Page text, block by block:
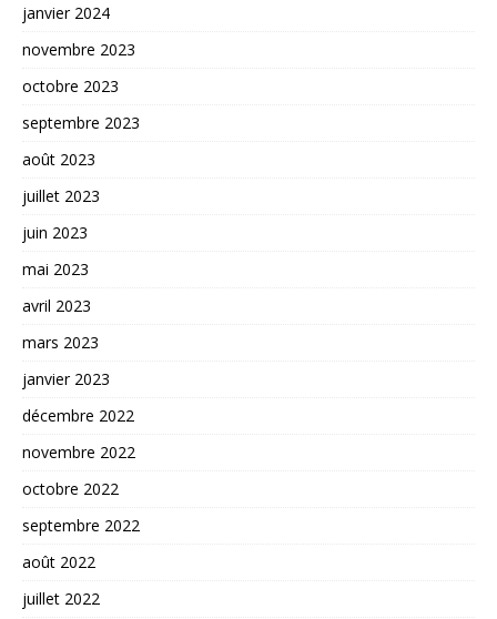
janvier 2024
novembre 2023
octobre 2023
septembre 2023
août 2023
juillet 2023
juin 2023
mai 2023
avril 2023
mars 2023
janvier 2023
décembre 2022
novembre 2022
octobre 2022
septembre 2022
août 2022
juillet 2022